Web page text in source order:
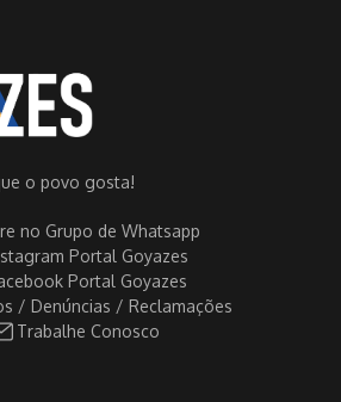
o povo gosta!
no Grupo de Whatsapp
Portal Goyazes
Portal Goyazes
/ Denúncias / Reclamações
Trabalhe Conosco